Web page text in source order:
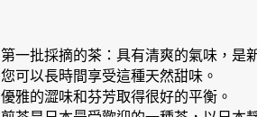
第一批採摘的茶：具有清爽的氣味，是
您可以長時間享受這種天然甜味。
優雅的澀味和芬芳取得很好的平衡。